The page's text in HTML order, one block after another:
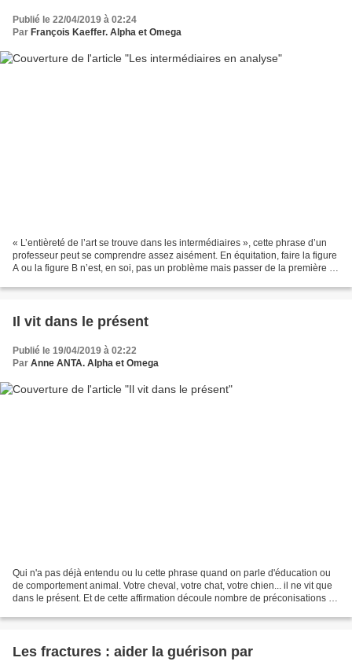
Publié le 22/04/2019 à 02:24
Par François Kaeffer. Alpha et Omega
« L’entièreté de l’art se trouve dans les intermédiaires », cette phrase d’un
professeur peut se comprendre assez aisément. En équitation, faire la figure
A ou la figure B n’est, en soi, pas un problème mais passer de la première à
Il vit dans le présent
Publié le 19/04/2019 à 02:22
Par Anne ANTA. Alpha et Omega
Qui n'a pas déjà entendu ou lu cette phrase quand on parle d'éducation ou
de comportement animal. Votre cheval, votre chat, votre chien... il ne vit que
dans le présent. Et de cette affirmation découle nombre de préconisations en
Les fractures : aider la guérison par